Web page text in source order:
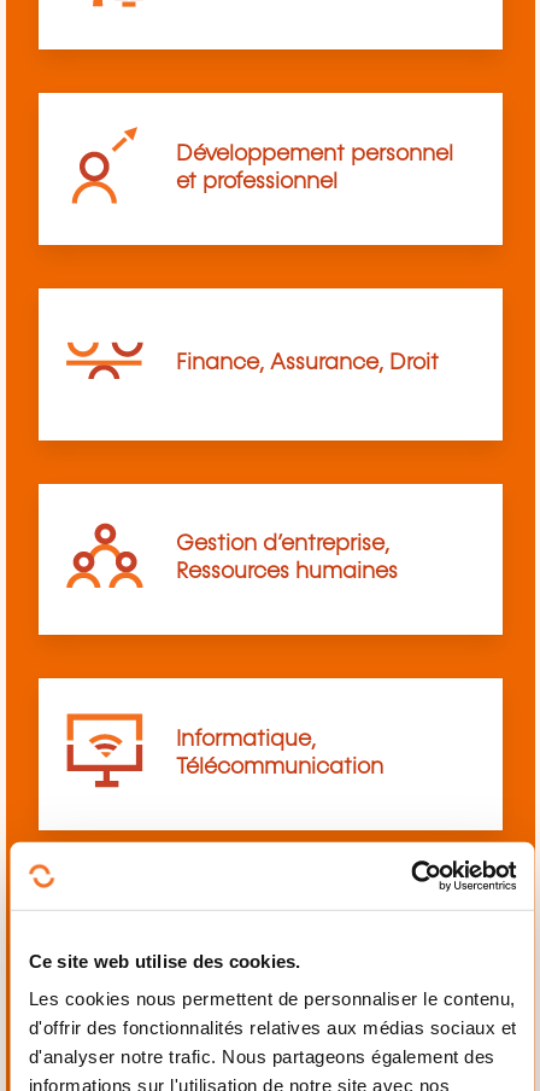
Ce site web utilise des cookies.
Les cookies nous permettent de personnaliser le contenu,
d'offrir des fonctionnalités relatives aux médias sociaux et
d'analyser notre trafic. Nous partageons également des
informations sur l'utilisation de notre site avec nos
Développement personnel
et professionnel
Finance, Assurance, Droit
Gestion d’entreprise,
Ressources humaines
Informatique,
Télécommunication